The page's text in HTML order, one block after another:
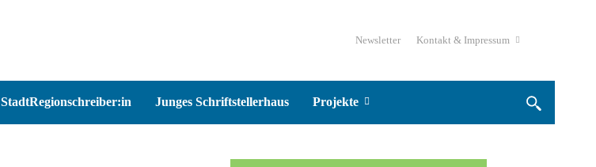
Newsletter Kontakt & Impressum
StadtRegionschreiber:in Junges Schriftstellerhaus Projekte